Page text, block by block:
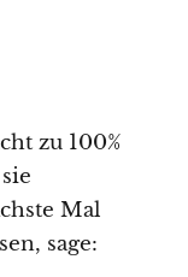
zu 100%
Mal
sage: